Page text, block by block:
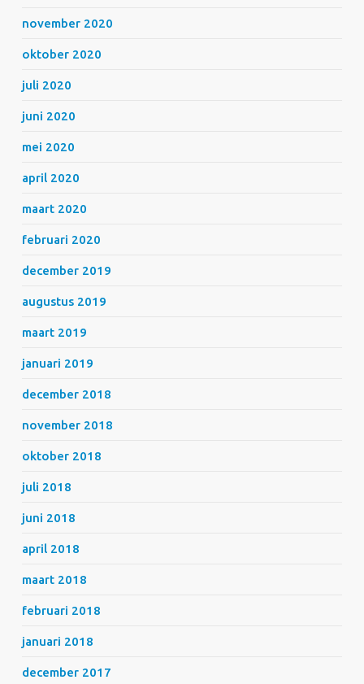
november 2020
oktober 2020
juli 2020
juni 2020
mei 2020
april 2020
maart 2020
februari 2020
december 2019
augustus 2019
maart 2019
januari 2019
december 2018
november 2018
oktober 2018
juli 2018
juni 2018
april 2018
maart 2018
februari 2018
januari 2018
december 2017